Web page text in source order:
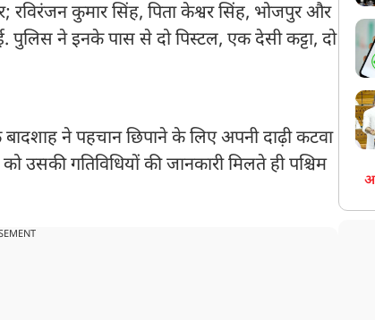
कुमार सिंह, पिता केश्वर सिंह, भोजपुर और
ने इनके पास से दो पिस्टल, एक देसी कट्टा, दो
ने पहचान छिपाने के लिए अपनी दाढ़ी कटवा
गतिविधियों की जानकारी मिलते ही पश्चिम